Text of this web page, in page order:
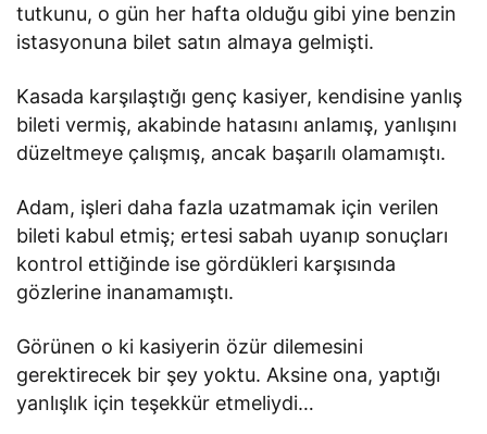
tutkunu, o gün her hafta olduğu gibi yine benzin
istasyonuna bilet satın almaya gelmişti.
Kasada karşılaştığı genç kasiyer, kendisine yanlış
bileti vermiş, akabinde hatasını anlamış, yanlışını
düzeltmeye çalışmış, ancak başarılı olamamıştı.
Adam, işleri daha fazla uzatmamak için verilen
bileti kabul etmiş; ertesi sabah uyanıp sonuçları
kontrol ettiğinde ise gördükleri karşısında
gözlerine inanamamıştı.
Görünen o ki kasiyerin özür dilemesini
gerektirecek bir şey yoktu. Aksine ona, yaptığı
yanlışlık için teşekkür etmeliydi…